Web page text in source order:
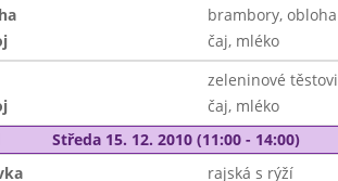
brambory, obloha
čaj, mléko
zeleninové
čaj, mléko
Středa 15. 12. 2010 (11:00 - 14:00)
rajská s rýží